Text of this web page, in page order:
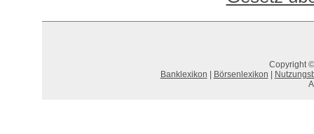
Copyright
Banklexikon
Börsenlexikon